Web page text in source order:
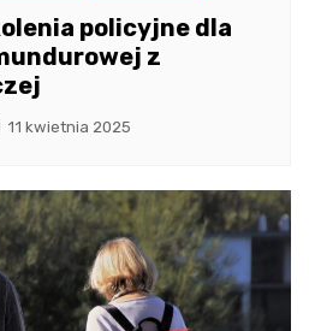
policyjne dla
z
11 kwietnia 2025